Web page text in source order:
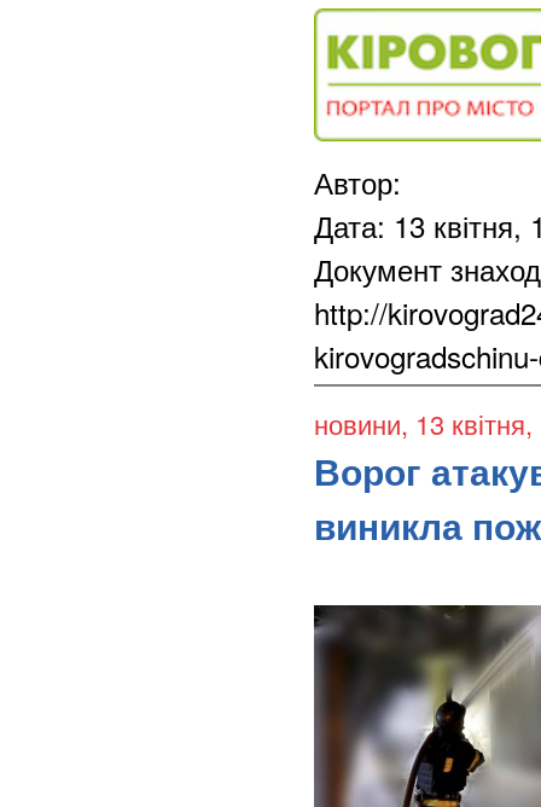
Автор:
Дата: 13 квітня,
Документ
http://
новини, 13
Ворог
виникла